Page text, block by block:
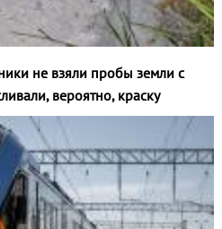
не взяли пробы земли с
вероятно, краску